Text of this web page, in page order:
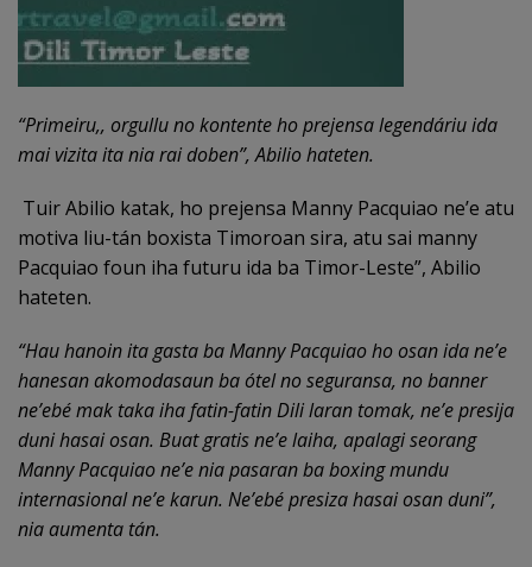
“Primeiru,, orgullu no kontente ho prejensa legendáriu ida
mai vizita ita nia rai doben”, Abilio hateten.
Tuir Abilio katak, ho prejensa Manny Pacquiao ne’e atu
motiva liu-tán boxista Timoroan sira, atu sai manny
Pacquiao foun iha futuru ida ba Timor-Leste”, Abilio
hateten.
“Hau hanoin ita gasta ba Manny Pacquiao ho osan ida ne’e
hanesan akomodasaun ba ótel no seguransa, no banner
ne’ebé mak taka iha fatin-fatin Dili laran tomak, ne’e presija
duni hasai osan. Buat gratis ne’e laiha, apalagi seorang
Manny Pacquiao ne’e nia pasaran ba boxing mundu
internasional ne’e karun. Ne’ebé presiza hasai osan duni”,
nia aumenta tán.